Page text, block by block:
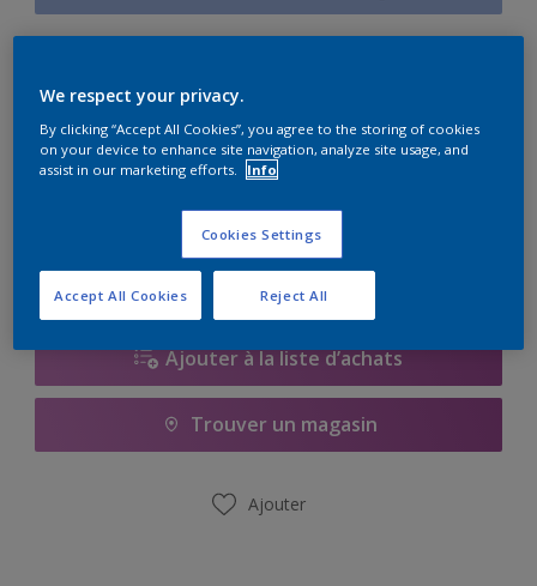
1L
Quantité Calculateur de peinture
Calculer
Ajouter à la liste d’achats
Trouver un magasin
Ajouter
We respect your privacy.
By clicking “Accept All Cookies”, you agree to the storing of cookies
on your device to enhance site navigation, analyze site usage, and
assist in our marketing efforts.
Info
Cookies Settings
Reject All
Accept All Cookies